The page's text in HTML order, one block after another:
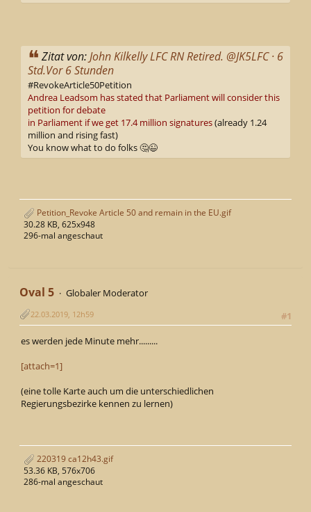
Zitat von:John Kilkelly LFC RN Retired.‏ @JK5LFC · 6
Std.Vor 6 Stunden
#RevokeArticle50Petition
Andrea Leadsom has stated that Parliament will consider this
petition for debate
in Parliament if we get 17.4 million signatures(already 1.24
million and rising fast)
You know what to do folks 🤔😉
Petition_Revoke Article 50 and remain in the EU.gif
30.28 KB, 625x948
296-mal angeschaut
Oval 5
Globaler Moderator
#1
22.03.2019, 12h59
es werden jede Minute mehr.........
[attach=1]
(eine tolle Karte auch um die unterschiedlichen
Regierungsbezirke kennen zu lernen)
220319 ca12h43.gif
53.36 KB, 576x706
286-mal angeschaut